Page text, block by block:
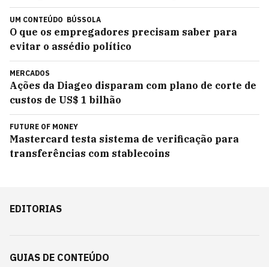
UM CONTEÚDO BÚSSOLA
O que os empregadores precisam saber para
evitar o assédio político
MERCADOS
Ações da Diageo disparam com plano de corte de
custos de US$ 1 bilhão
FUTURE OF MONEY
Mastercard testa sistema de verificação para
transferências com stablecoins
EDITORIAS
GUIAS DE CONTEÚDO